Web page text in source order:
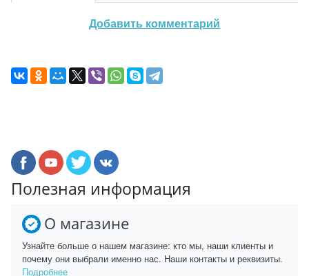
Добавить комментарий
Полезная информация
О магазине
Узнайте больше о нашем магазине: кто мы, наши клиенты и
почему они выбрали именно нас. Наши контакты и реквизиты.
Подробнее